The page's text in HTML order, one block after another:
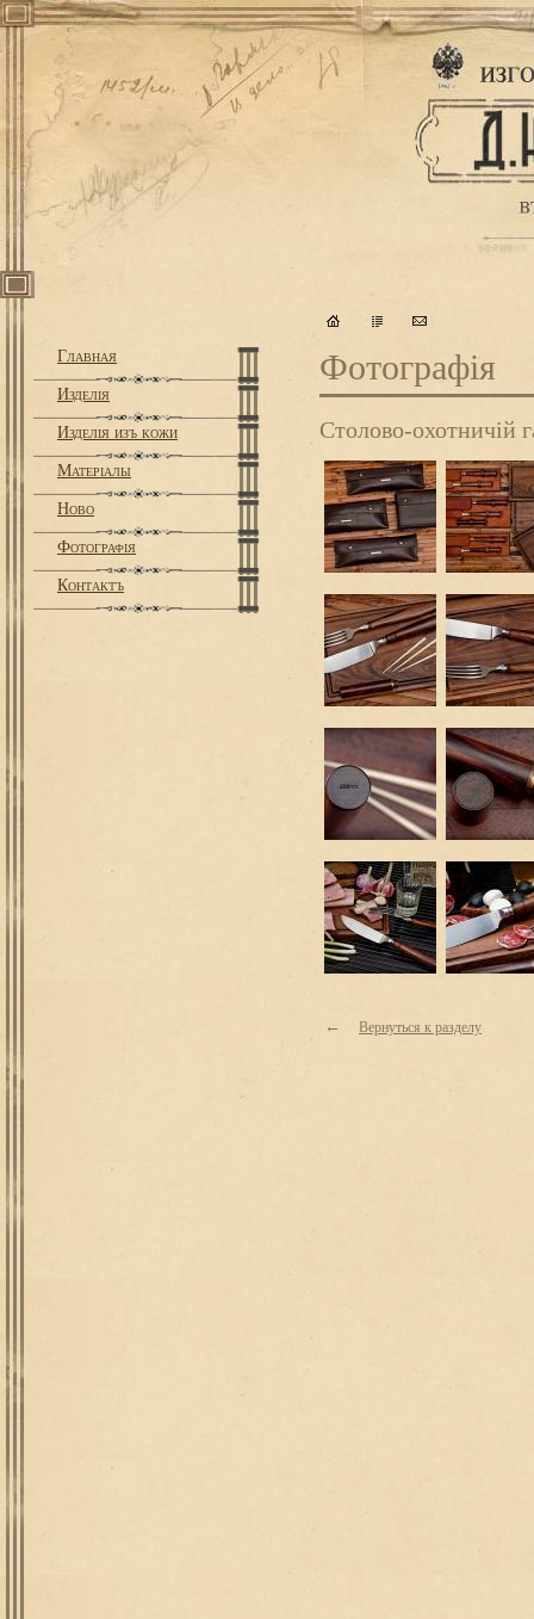
Главная
Изделiя
Изделiя изъ кожи
Матерiалы
Ново
Фотографiя
Контактъ
Фотографiя
Столово-охотничій
← Вернуться к разделу